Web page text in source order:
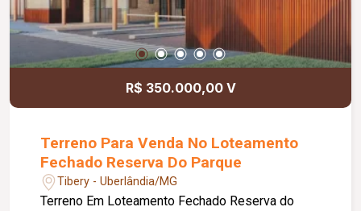
R$ 350.000,00 V
Terreno Para Venda No Loteamento
Fechado Reserva Do Parque
Tibery - Uberlândia/MG
Terreno Em Loteamento Fechado Reserva do